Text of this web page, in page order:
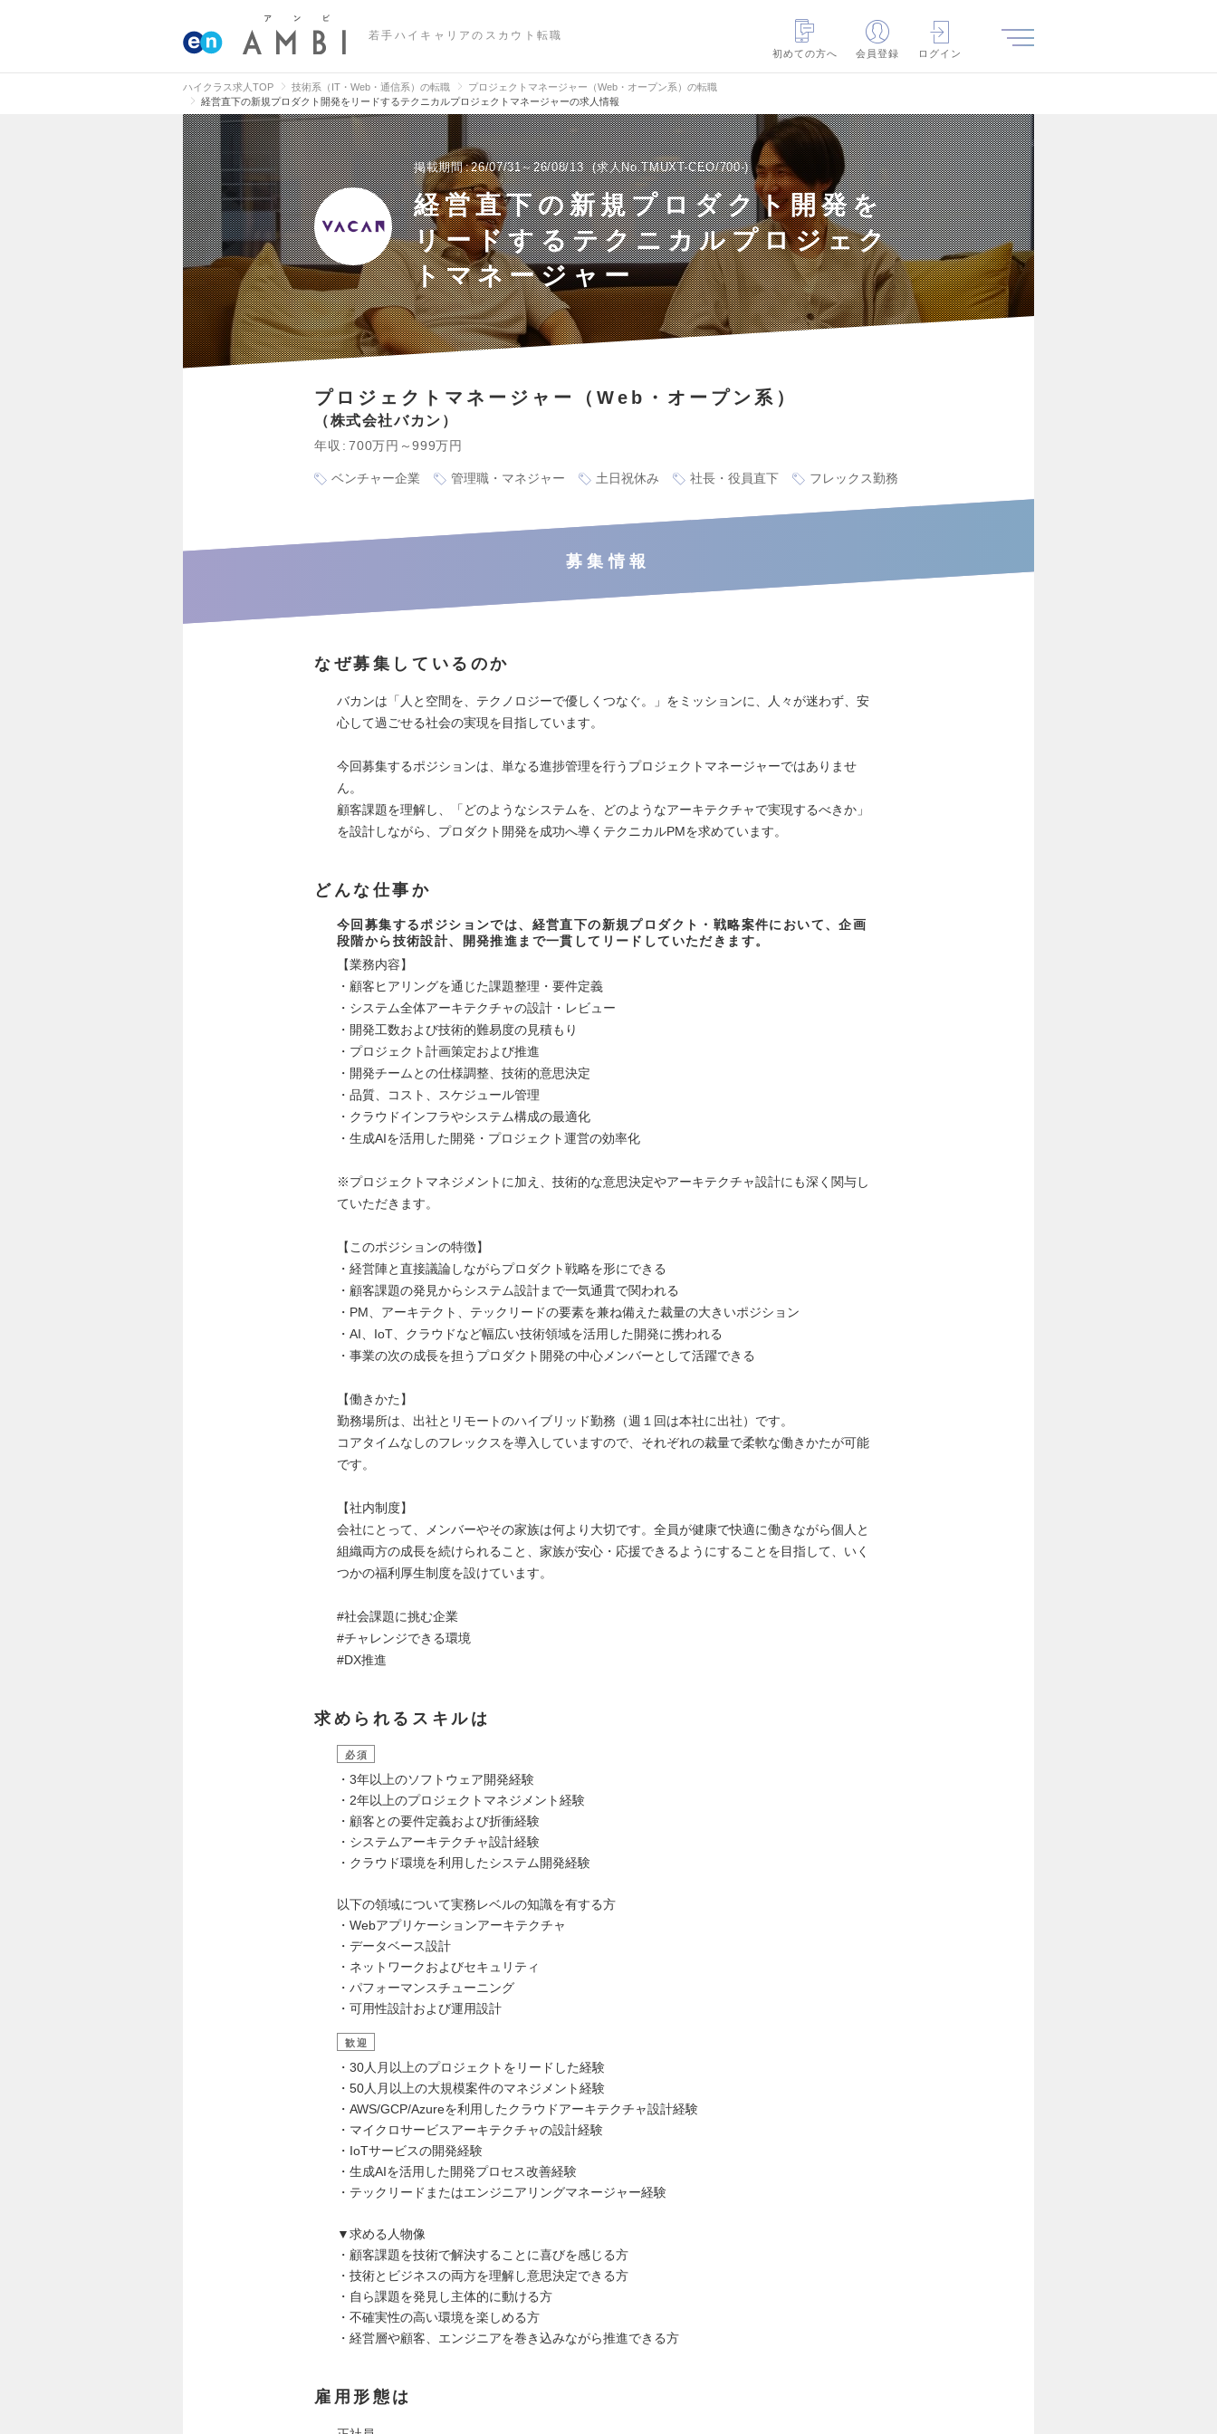
若手ハイキャリアのスカウト転職
初めての方へ
会員登録 ログイン
ハイクラス求人TOP 技術系（IT・Web・通信系）の転職
プロジェクトマネージャー（Web・オープン系）の転職
経営直下の新規プロダクト開発をリードするテクニカルプロジェクトマネージャーの求人情報
掲載期間 26/07/31～26/08/13 求人No.TMUXT-CEO/700-
経営直下の新規プロダクト開発を
リードするテクニカルプロジェク
トマネージャー
プロジェクトマネージャー（Web・オープン系）
株式会社バカン
年収 700万円～999万円
ベンチャー企業 管理職・マネジャー 土日祝休み 社長・役員直下 フレックス勤務
募集情報
なぜ募集しているのか
バカンは「人と空間を、テクノロジーで優しくつなぐ。」をミッションに、人々が迷わず、安
心して過ごせる社会の実現を目指しています。
今回募集するポジションは、単なる進捗管理を行うプロジェクトマネージャーではありませ
ん。
顧客課題を理解し、「どのようなシステムを、どのようなアーキテクチャで実現するべきか」
を設計しながら、プロダクト開発を成功へ導くテクニカルPMを求めています。
どんな仕事か
今回募集するポジションでは、経営直下の新規プロダクト・戦略案件において、企画
段階から技術設計、開発推進まで一貫してリードしていただきます。
【業務内容】
・顧客ヒアリングを通じた課題整理・要件定義
・システム全体アーキテクチャの設計・レビュー
・開発工数および技術的難易度の見積もり
・プロジェクト計画策定および推進
・開発チームとの仕様調整、技術的意思決定
・品質、コスト、スケジュール管理
・クラウドインフラやシステム構成の最適化
・生成AIを活用した開発・プロジェクト運営の効率化
※プロジェクトマネジメントに加え、技術的な意思決定やアーキテクチャ設計にも深く関与し
ていただきます。
【このポジションの特徴】
・経営陣と直接議論しながらプロダクト戦略を形にできる
・顧客課題の発見からシステム設計まで一気通貫で関われる
・PM、アーキテクト、テックリードの要素を兼ね備えた裁量の大きいポジション
・AI、IoT、クラウドなど幅広い技術領域を活用した開発に携われる
・事業の次の成長を担うプロダクト開発の中心メンバーとして活躍できる
【働きかた】
勤務場所は、出社とリモートのハイブリッド勤務（週１回は本社に出社）です。
コアタイムなしのフレックスを導入していますので、それぞれの裁量で柔軟な働きかたが可能
です。
【社内制度】
会社にとって、メンバーやその家族は何より大切です。全員が健康で快適に働きながら個人と
組織両方の成長を続けられること、家族が安心・応援できるようにすることを目指して、いく
つかの福利厚生制度を設けています。
#社会課題に挑む企業
#チャレンジできる環境
#DX推進
求められるスキルは
必須
・3年以上のソフトウェア開発経験
・2年以上のプロジェクトマネジメント経験
・顧客との要件定義および折衝経験
・システムアーキテクチャ設計経験
・クラウド環境を利用したシステム開発経験
以下の領域について実務レベルの知識を有する方
・Webアプリケーションアーキテクチャ
・データベース設計
・ネットワークおよびセキュリティ
・パフォーマンスチューニング
・可用性設計および運用設計
歓迎
・30人月以上のプロジェクトをリードした経験
・50人月以上の大規模案件のマネジメント経験
・AWS/GCP/Azureを利用したクラウドアーキテクチャ設計経験
・マイクロサービスアーキテクチャの設計経験
・IoTサービスの開発経験
・生成AIを活用した開発プロセス改善経験
・テックリードまたはエンジニアリングマネージャー経験
▼求める人物像
・顧客課題を技術で解決することに喜びを感じる方
・技術とビジネスの両方を理解し意思決定できる方
・自ら課題を発見し主体的に動ける方
・不確実性の高い環境を楽しめる方
・経営層や顧客、エンジニアを巻き込みながら推進できる方
雇用形態は